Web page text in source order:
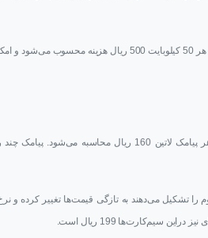
در اپراتور دوم یا ایرانسل در سیم‌کارت‌های دائمی هر پیامک فارسی 89 ریال و هر پیامک لاتین
را تشکیل می‌دهند به تازگی قیمت‌ها تغییر کرده و